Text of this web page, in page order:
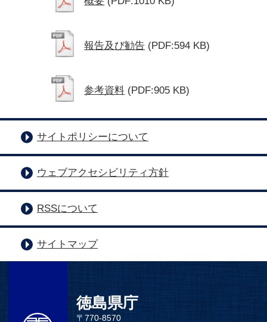
報告及び勧告 (PDF:594 KB)
参考資料 (PDF:905 KB)
サイトポリシーについて
ウェブアクセシビリティ方針
RSSについて
サイトマップ
徳島県庁
〒770-8570